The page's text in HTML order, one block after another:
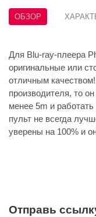
ОБЗОР
Для Blu-ray-плеера
оригинальные или
отличным
производителя, то
менее 5m и
пульт не всегда
уверены на 100% и
Отправь